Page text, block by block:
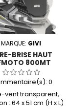
MARQUE: GIVI
BRISE HAUT
800MT
0
vent transparent,
: 64 x 51 cm (H x L) -